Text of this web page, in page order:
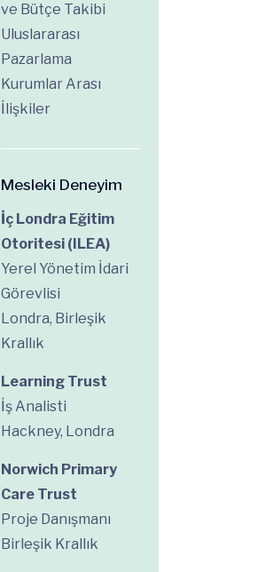
ve Bütçe Takibi
Uluslararası
Pazarlama
Kurumlar Arası
İlişkiler
Mesleki Deneyim
İç Londra Eğitim
Otoritesi (ILEA)
Yerel Yönetim İdari
Görevlisi
Londra, Birleşik
Krallık
Learning Trust
İş Analisti
Hackney, Londra
Norwich Primary
Care Trust
Proje Danışmanı
Birleşik Krallık